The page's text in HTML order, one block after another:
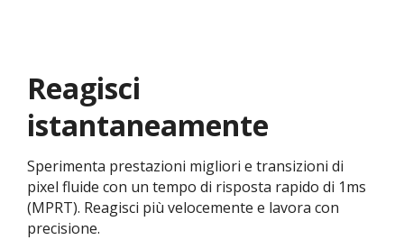
Reagisci
istantaneamente
Sperimenta prestazioni migliori e transizioni di
pixel fluide con un tempo di risposta rapido di 1ms
(MPRT). Reagisci più velocemente e lavora con
precisione.